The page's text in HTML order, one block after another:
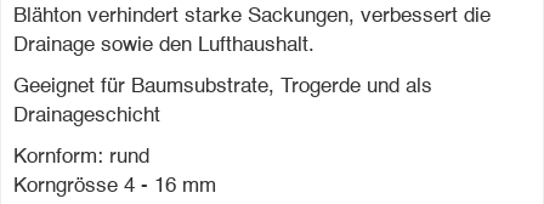
Blähton verhindert starke Sackungen, verbessert die
Drainage sowie den Lufthaushalt.
Geeignet für Baumsubstrate, Trogerde und als
Drainageschicht
Kornform: rund
Korngrösse 4 - 16 mm